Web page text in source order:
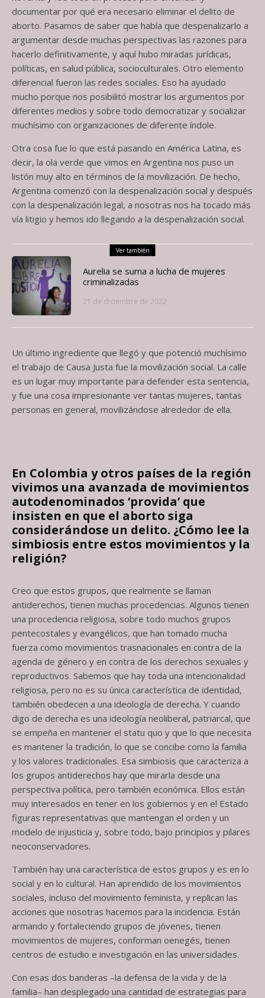
documentar por qué era necesario eliminar el delito de
aborto. Pasamos de saber que había que despenalizarlo a
argumentar desde muchas perspectivas las razones para
hacerlo definitivamente, y aquí hubo miradas jurídicas,
políticas, en salud pública, socioculturales. Otro elemento
diferencial fueron las redes sociales. Eso ha ayudado
mucho porque nos posibilitó mostrar los argumentos por
diferentes medios y sobre todo democratizar y socializar
muchísimo con organizaciones de diferente índole.
Otra cosa fue lo que está pasando en América Latina, es
decir, la ola verde que vimos en Argentina nos puso un
listón muy alto en términos de la movilización. De hecho,
Argentina comenzó con la despenalización social y después
con la despenalización legal, a nosotras nos ha tocado más
vía litigio y hemos ido llegando a la despenalización social.
Ver también
Aurelia se suma a lucha de mujeres
criminalizadas
21 de diciembre de 2022
Un último ingrediente que llegó y que potenció muchísimo
el trabajo de Causa Justa fue la movilización social. La calle
es un lugar muy importante para defender esta sentencia,
y fue una cosa impresionante ver tantas mujeres, tantas
personas en general, movilizándose alrededor de ella.
En Colombia y otros países de la región
vivimos una avanzada de movimientos
autodenominados ‘provida’ que
insisten en que el aborto siga
considerándose un delito. ¿Cómo lee la
simbiosis entre estos movimientos y la
religión?
Creo que estos grupos, que realmente se llaman
antiderechos, tienen muchas procedencias. Algunos tienen
una procedencia religiosa, sobre todo muchos grupos
pentecostales y evangélicos, que han tomado mucha
fuerza como movimientos trasnacionales en contra de la
agenda de género y en contra de los derechos sexuales y
reproductivos. Sabemos que hay toda una intencionalidad
religiosa, pero no es su única característica de identidad,
también obedecen a una ideología de derecha. Y cuando
digo de derecha es una ideología neoliberal, patriarcal, que
se empeña en mantener el statu quo y que lo que necesita
es mantener la tradición, lo que se concibe como la familia
y los valores tradicionales. Esa simbiosis que caracteriza a
los grupos antiderechos hay que mirarla desde una
perspectiva política, pero también económica. Ellos están
muy interesados en tener en los gobiernos y en el Estado
figuras representativas que mantengan el orden y un
modelo de injusticia y, sobre todo, bajo principios y pilares
neoconservadores.
También hay una característica de estos grupos y es en lo
social y en lo cultural. Han aprendido de los movimientos
sociales, incluso del movimiento feminista, y replican las
acciones que nosotras hacemos para la incidencia. Están
armando y fortaleciendo grupos de jóvenes, tienen
movimientos de mujeres, conforman oenegés, tienen
centros de estudio e investigación en las universidades.
Con esas dos banderas –la defensa de la vida y de la
familia– han desplegado una cantidad de estrategias para